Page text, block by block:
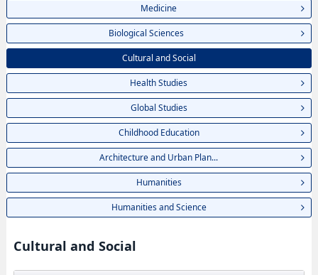
Medicine
Biological Sciences
Cultural and Social
Health Studies
Global Studies
Childhood Education
Architecture and Urban Plan...
Humanities
Humanities and Science
Cultural and Social